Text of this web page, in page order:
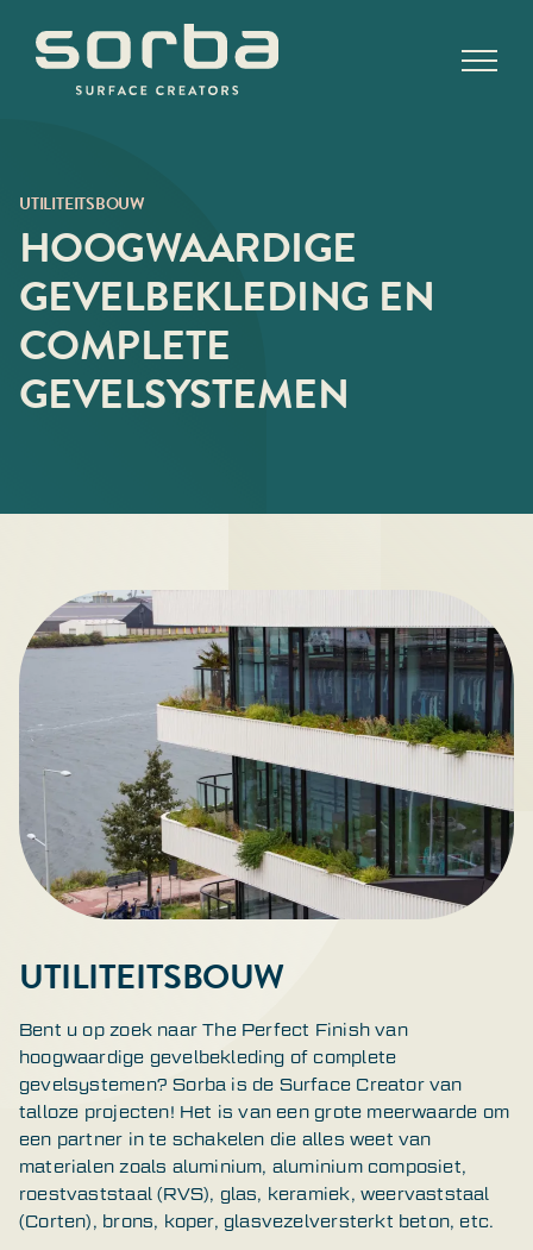
naar
inhoud
UTILITEITSBOUW
HOOGWAARDIGE
GEVELBEKLEDING EN
COMPLETE
GEVELSYSTEMEN
UTILITEITSBOUW
Bent u op zoek naar The Perfect Finish van
hoogwaardige gevelbekleding of complete
gevelsystemen? Sorba is de Surface Creator van
talloze projecten! Het is van een grote meerwaarde om
een partner in te schakelen die alles weet van
materialen zoals aluminium, aluminium composiet,
roestvaststaal (RVS), glas, keramiek, weervaststaal
(Corten), brons, koper, glasvezelversterkt beton, etc.